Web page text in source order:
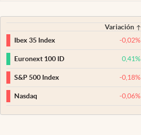
Variación
Ibex 35 Index
-0,02%
Euronext 100 ID 0,41%
S&P 500 Index -0,18%
Nasdaq -0,06%